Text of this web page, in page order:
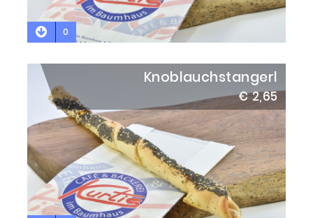
0
Knoblauchstangerl
€ 2,65